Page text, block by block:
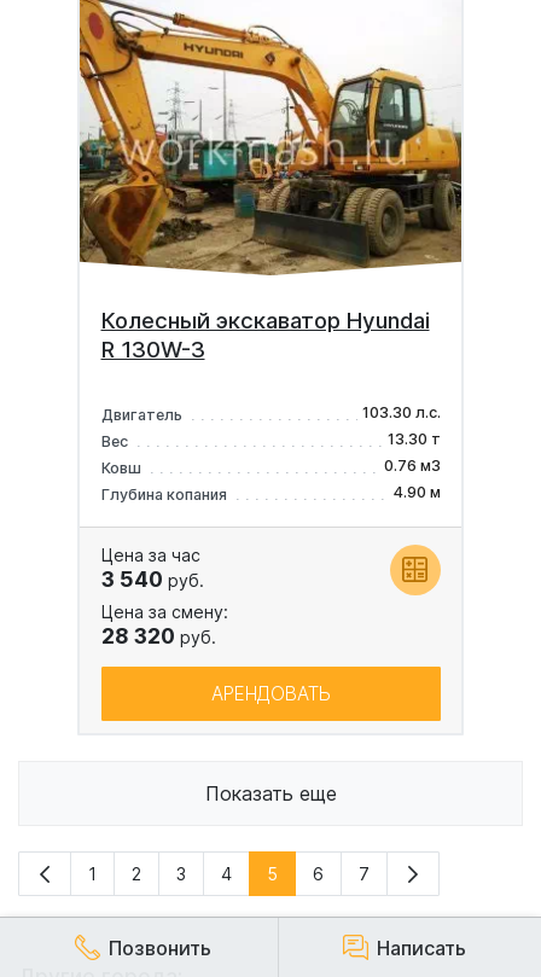
Колесный экскаватор Hyundai
R 130W-3
Двигатель
103.30 л.с.
Вес
13.30 т
Ковш
0.76 м3
Глубина копания
4.90 м
Цена за час
3 540 руб.
Цена за смену:
28 320 руб.
АРЕНДОВАТЬ
Показать еще
1 2 3 4 5 6 7
Позвонить Написать